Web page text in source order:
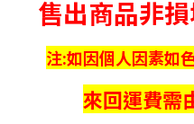
售出商品非
注:如因個人因素如
來回運費需